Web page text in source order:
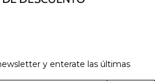
y enterate las últimas